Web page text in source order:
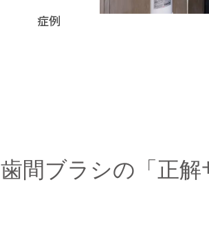
症例
歯間ブラシの「正解